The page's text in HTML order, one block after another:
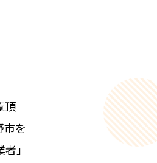
頂
市を
」